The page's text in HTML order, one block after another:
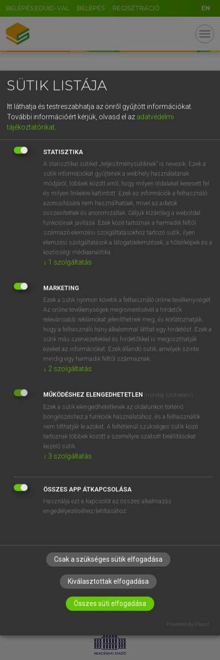
BELÉPÉS EDUID-VAL BELÉPÉS REGISZTRÁCIÓ EN
menu
OOOOPS!
SZOTAR.NET APPLIKÁCIÓ
MICROSOFT OFFICE BŐVÍTMÉNY
BEÉPÜLŐ SZÓTÁRMODUL
ONLINE NYELVVIZSGA
EGYÉNI FELHASZNÁLÓKNAK
TANULÓKNAK
OKTATÁSI INTÉZMÉNYEKNEK
VÁLLALATI MEGOLDÁSOK
RÓLUNK
ELÉRHETŐSÉG
SÜTI BEÁLLÍTÁSOK
LICENCSZERZŐDÉS ADATVÉDELEM
SÜTIK LISTÁJA
Itt láthatja és testreszabhatja az önről gyűjtött információkat.
További információért kérjük, olvasd el az adatvédelmi
tájékoztatónkat
STATISZTIKA
A statisztikai sütiket „teljesítménysütiknek” is nevezik. Ezek a
sütik információkat gyűjtenek a webhely használatának
módjáról, többek között arról, hogy milyen oldalakat keresett fel
és milyen linkekre kattintott. Ezek az információk a felhasználó
azonosítására nem használhatóak, mivel az adatok
összesítettek és anonimizáltak. Céljuk kizárólag a weboldal
funkcióinak javítása. Ezek közé tartoznak a harmadik féltől
származó elemzési szolgáltatásokhoz tartozó sütik; ilyen
elemzési szolgáltatások a látogatóelemzések, a hőtérképek és a
közösségi médiaanalitika.
↓ 1 szolgáltatás
MARKETING
Ezek a sütik nyomon követik a felhasználó online tevékenységét.
Az online tevékenységek megismerésével a hirdetők
relevánsabb reklámokat jeleníthetnek meg, és korlátozhatják,
hogy a felhasználó hány alkalommal láthat egy hirdetést. Ezek a
sütik más szervezetekkel és hirdetőkkel is megoszthatják
ezeket az információkat. Ezek állandó sütik, amelyek szinte
mindig egy harmadik féltől származnak.
↓ 2 szolgáltatás
MŰKÖDÉSHEZ ELENGEDHETETLEN (mindig szükséges)
Ezek a sütik elengedhetetlenek az oldalunkon történő
böngészéshez,a funkciók használatához, és a felhasználók
nem tilthatják le azokat. A feltétlenül szükséges sütik közé
tartoznak többek között a személyre szabott beállításokat
kezelő sütik.
↓ 3 szolgáltatás
ÖSSZES APP ÁTKAPCSOLÁSA
Használja ezt a kapcsolót az összes alkalmazás
engedélyezéséhez/letiltásához.
Csak a szükséges sütik elfogadása
Kiválasztottak elfogadása
Összes süti elfogadása
Powered by Klaro!
GR
5
g h k l
v b n m , . - AltGr